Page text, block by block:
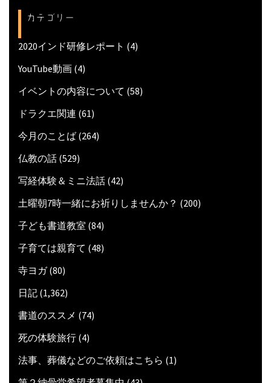
カテゴリー
2020インド研修レポート (4)
YouTube動画 (4)
イベントの内容について (58)
ドラクエ関連 (61)
今月のことば (264)
仏教の話 (529)
写経体験＆ミニ法話 (42)
土曜朝7時一緒にお祈りしませんか？ (200)
子ども書道教室 (84)
子育ては親育て (48)
寺ヨガ(80)
日記 (1,362)
書道のススメ (74)
死の体験旅行 (4)
法事、葬儀などのご依頼はこちら (1)